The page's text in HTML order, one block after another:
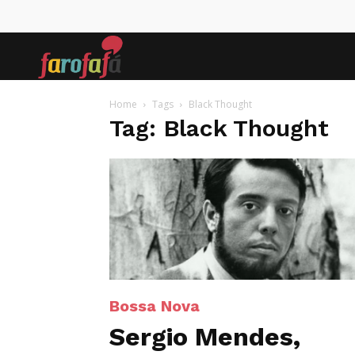
Home Tags Black Thought
Tag: Black Thought
Bossa Nova
Sergio Mendes,